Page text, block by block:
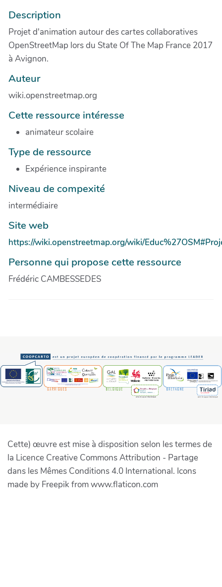
Description
Projet d'animation autour des cartes collaboratives
OpenStreetMap lors du State Of The Map France 2017
à Avignon.
Auteur
wiki.openstreetmap.org
Cette ressource intéresse
animateur scolaire
Type de ressource
Expérience inspirante
Niveau de compexité
intermédiaire
Site web
https://wiki.openstreetmap.org/wiki/
Personne qui propose cette ressource
Frédéric CAMBESSEDES
Cette) œuvre est mise à disposition selon les termes de
la Licence Creative Commons Attribution - Partage
dans les Mêmes Conditions 4.0 International. Icons
made by Freepik from www.flaticon.com